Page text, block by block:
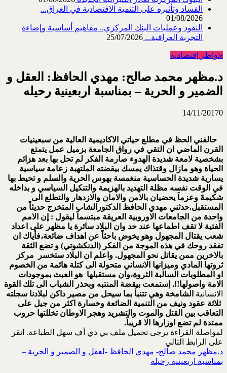
الفساد وتأثيره على التنمية الاقتصادية في العراق...
01/08/2026
النقود وعمليات البنك المركزي.. مفاهيم أساسية وإضاءة
التجربة العراقية... 25/07/2026
خواطر إقتصادية
د.مظهر محمد صالح: مهدي الحافظ: العقل و
الضمير و الحرية – بمناسبة اربعينية رحيله
14/11/20170
حالفني الحظ في مطلع حياتي الاكاديمية العالية من سبعينيات
القرن الماضي ان التقي في رواق الجامعة بزميل عمل يتمتع
بشخصية لامعة شديدة الهدوء صارمة الفكر لم تحل بها بعد هزائم
الحياة وهو مازال وقتذاك يمسك بيقضته الملتهبة زعامة سياسية
يسارية شديدة الحساسية منغمسة بهوس الحرية والسلم و تحيط بها
في الوقت نفسه مظلة التهديد بالهزيمة والتنكيل السياسي و بداخله
شكيمةَ وعزماَ يحضيان بالامن والامان والازدهار والتطلع الى
المستقبل.حدثني مهدي الحافظ الدكتورالشاب المتخرج حديثاً من
واحدة من الجامعات الاوروبية العريقة مبتسماً ليقول : إن الامم
الفتية لا تقف اطماعها عند حد وان البلاد سائرة يا مظهر على اعداد
شعب يقتال المجهول وهو يخوض باحثاً عن اهداف ضائعة،فأياك ان
تفقد روحك في هذه الموجة من الفكر (الدنكشوتي) و تضع الثقة
بالاخرين ممن يقاتل نحو المجهول. واعلم ان البلاد ستخسر مركز
ثروتها المادي وميزانها الانساني متحولة الى كتلة هائمة من الخصوم
او المطلوبات السالبة الثروة،وان مستقبلها هو العبث بموجودات
الامة واصولها!!. إستمعت بيقضة المنتبه وبحذر الشباب الى تلك القوة
الانسانية الشامخة وهي تتنبأ بما سيحل من مصير داكن لبلادنا سجلته
ثلاثة عقود ونيف من التنمية الضائعة وخسارة اكثر من جيل على
التعاقب بين القتل والموت والتشريد وهجر الاوطان تخللتها حروب
ممتدة لم تضع اوزارها الا قريباً.
لمواصلة القراءة يرجى تحميل ملف بي دي أف سهل الطباعة. انقر
على الرابط التالي
د.مظهر محمد صالح- مهدي الحافظ -لعقل و الضمير و الحرية –
بمناسبة اربعينية رحيله